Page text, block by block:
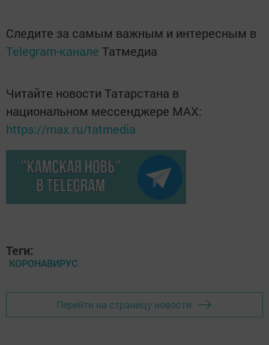
Следите за самым важным и интересным в
Telegram-канале Татмедиа
Читайте новости Татарстана в
национальном мессенджере MАХ:
https://max.ru/tatmedia
Теги:
КОРОНАВИРУС
Перейти на страницу новости